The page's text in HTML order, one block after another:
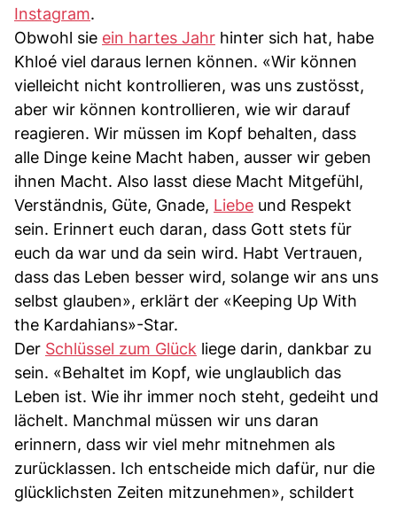
Instagram.
Obwohl sie ein hartes Jahr hinter sich hat, habe
Khloé viel daraus lernen können. «Wir können
vielleicht nicht kontrollieren, was uns zustösst,
aber wir können kontrollieren, wie wir darauf
reagieren. Wir müssen im Kopf behalten, dass
alle Dinge keine Macht haben, ausser wir geben
ihnen Macht. Also lasst diese Macht Mitgefühl,
Verständnis, Güte, Gnade, Liebe und Respekt
sein. Erinnert euch daran, dass Gott stets für
euch da war und da sein wird. Habt Vertrauen,
dass das Leben besser wird, solange wir ans uns
selbst glauben», erklärt der «Keeping Up With
the Kardahians»-Star.
Der Schlüssel zum Glück liege darin, dankbar zu
sein. «Behaltet im Kopf, wie unglaublich das
Leben ist. Wie ihr immer noch steht, gedeiht und
lächelt. Manchmal müssen wir uns daran
erinnern, dass wir viel mehr mitnehmen als
zurücklassen. Ich entscheide mich dafür, nur die
glücklichsten Zeiten mitzunehmen», schildert